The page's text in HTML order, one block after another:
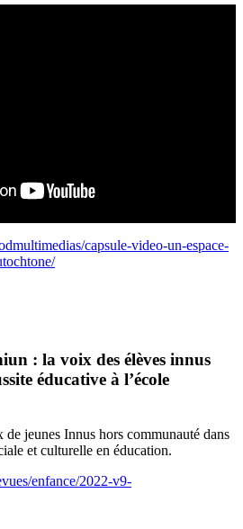
capsule-video-un-espace-
: la voix des élèves innus
éducative à l’école
jeunes Innus hors communauté dans
et culturelle en éducation.
enfance/2022-v9-